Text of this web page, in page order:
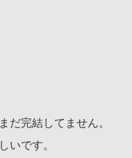
だ完結してません。
いです。